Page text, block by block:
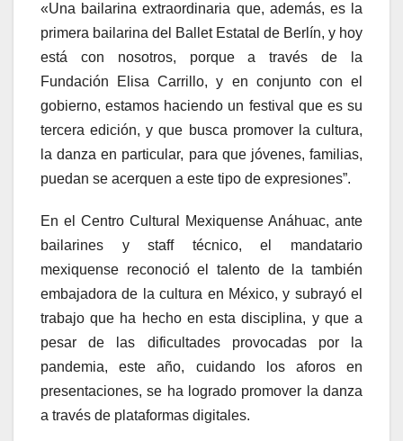
«Una bailarina extraordinaria que, además, es la
primera bailarina del Ballet Estatal de Berlín, y hoy
está con nosotros, porque a través de la
Fundación Elisa Carrillo, y en conjunto con el
gobierno, estamos haciendo un festival que es su
tercera edición, y que busca promover la cultura,
la danza en particular, para que jóvenes, familias,
puedan se acerquen a este tipo de expresiones”.
En el Centro Cultural Mexiquense Anáhuac, ante
bailarines y staff técnico, el mandatario
mexiquense reconoció el talento de la también
embajadora de la cultura en México, y subrayó el
trabajo que ha hecho en esta disciplina, y que a
pesar de las dificultades provocadas por la
pandemia, este año, cuidando los aforos en
presentaciones, se ha logrado promover la danza
a través de plataformas digitales.